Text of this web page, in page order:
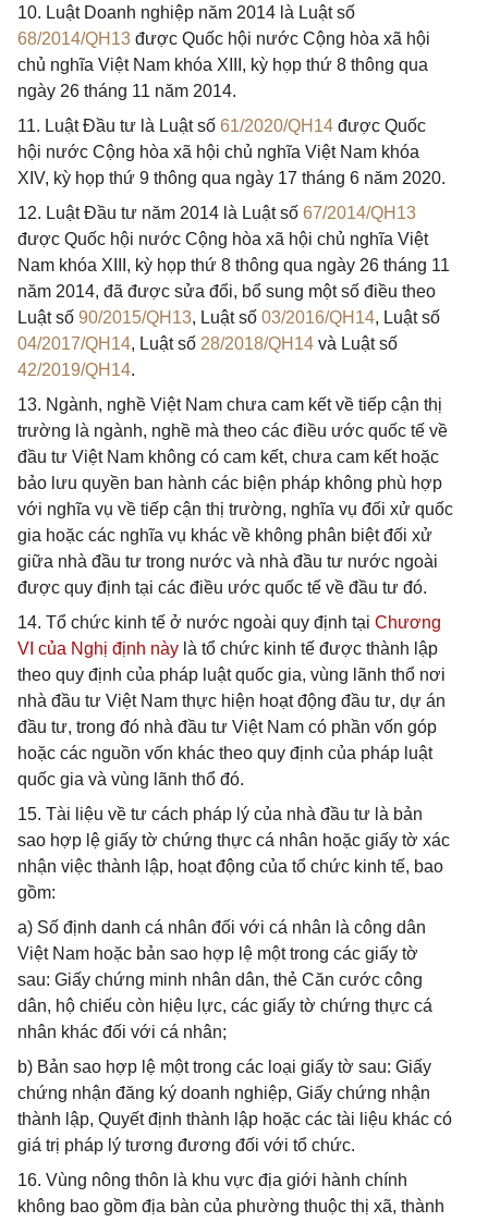
10. Luật Doanh nghiệp năm 2014 là Luật số
68/2014/QH13 được Quốc hội nước Cộng hòa xã hội
chủ nghĩa Việt Nam khóa XIII, kỳ họp thứ 8 thông qua
ngày 26 tháng 11 năm 2014.
11. Luật Đầu tư là Luật số 61/2020/QH14 được Quốc
hội nước Cộng hòa xã hội chủ nghĩa Việt Nam khóa
XIV, kỳ họp thứ 9 thông qua ngày 17 tháng 6 năm 2020.
12. Luật Đầu tư năm 2014 là Luật số 67/2014/QH13
được Quốc hội nước Cộng hòa xã hội chủ nghĩa Việt
Nam khóa XIII, kỳ họp thứ 8 thông qua ngày 26 tháng 11
năm 2014, đã được sửa đổi, bổ sung một số điều theo
Luật số 90/2015/QH13, Luật số 03/2016/QH14, Luật số
04/2017/QH14, Luật số 28/2018/QH14 và Luật số
42/2019/QH14.
13. Ngành, nghề Việt Nam chưa cam kết về tiếp cận thị
trường là ngành, nghề mà theo các điều ước quốc tế về
đầu tư Việt Nam không có cam kết, chưa cam kết hoặc
bảo lưu quyền ban hành các biện pháp không phù hợp
với nghĩa vụ về tiếp cận thị trường, nghĩa vụ đối xử quốc
gia hoặc các nghĩa vụ khác về không phân biệt đối xử
giữa nhà đầu tư trong nước và nhà đầu tư nước ngoài
được quy định tại các điều ước quốc tế về đầu tư đó.
14. Tổ chức kinh tế ở nước ngoài quy định tại Chương
VI của Nghị định này là tổ chức kinh tế được thành lập
theo quy định của pháp luật quốc gia, vùng lãnh thổ nơi
nhà đầu tư Việt Nam thực hiện hoạt động đầu tư, dự án
đầu tư, trong đó nhà đầu tư Việt Nam có phần vốn góp
hoặc các nguồn vốn khác theo quy định của pháp luật
quốc gia và vùng lãnh thổ đó.
15. Tài liệu về tư cách pháp lý của nhà đầu tư là bản
sao hợp lệ giấy tờ chứng thực cá nhân hoặc giấy tờ xác
nhận việc thành lập, hoạt động của tổ chức kinh tế, bao
gồm:
a) Số định danh cá nhân đối với cá nhân là công dân
Việt Nam hoặc bản sao hợp lệ một trong các giấy tờ
sau: Giấy chứng minh nhân dân, thẻ Căn cước công
dân, hộ chiếu còn hiệu lực, các giấy tờ chứng thực cá
nhân khác đối với cá nhân;
b) Bản sao hợp lệ một trong các loại giấy tờ sau: Giấy
chứng nhận đăng ký doanh nghiệp, Giấy chứng nhận
thành lập, Quyết định thành lập hoặc các tài liệu khác có
giá trị pháp lý tương đương đối với tổ chức.
16. Vùng nông thôn là khu vực địa giới hành chính
không bao gồm địa bàn của phường thuộc thị xã, thành